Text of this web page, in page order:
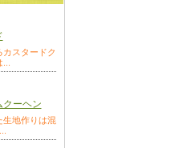
スタードク
クーヘン
生地作りは混